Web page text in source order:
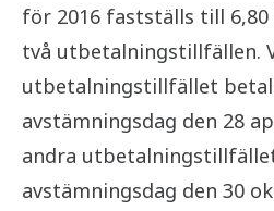
för 2016 fastställs till
två utbetalningstillfällen.
utbetalningstillfället
avstämningsdag den 28
andra
avstämningsdag den 30